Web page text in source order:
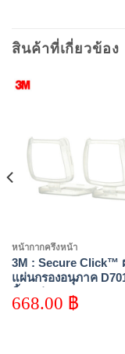
สินค้าที่เกี่ยวข้อง
หน้ากากครึ่งหน้า
3M : Secure Click™
แผ่นกรองอนุภาค
668.00 ฿